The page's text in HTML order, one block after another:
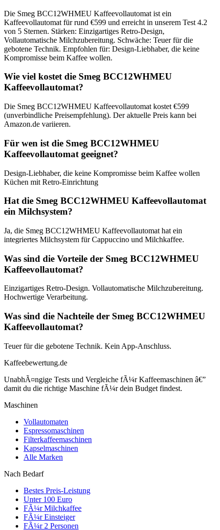
Die Smeg BCC12WHMEU Kaffeevollautomat ist ein
Kaffeevollautomat für rund €599 und erreicht in unserem Test 4.2
von 5 Sternen. Stärken: Einzigartiges Retro-Design,
Vollautomatische Milchzubereitung. Schwäche: Teuer für die
gebotene Technik. Empfohlen für: Design-Liebhaber, die keine
Kompromisse beim Kaffee wollen.
Wie viel kostet die Smeg BCC12WHMEU
Kaffeevollautomat?
Die Smeg BCC12WHMEU Kaffeevollautomat kostet €599
(unverbindliche Preisempfehlung). Der aktuelle Preis kann bei
Amazon.de variieren.
Für wen ist die Smeg BCC12WHMEU
Kaffeevollautomat geeignet?
Design-Liebhaber, die keine Kompromisse beim Kaffee wollen
Küchen mit Retro-Einrichtung
Hat die Smeg BCC12WHMEU Kaffeevollautomat
ein Milchsystem?
Ja, die Smeg BCC12WHMEU Kaffeevollautomat hat ein
integriertes Milchsystem für Cappuccino und Milchkaffee.
Was sind die Vorteile der Smeg BCC12WHMEU
Kaffeevollautomat?
Einzigartiges Retro-Design. Vollautomatische Milchzubereitung.
Hochwertige Verarbeitung.
Was sind die Nachteile der Smeg BCC12WHMEU
Kaffeevollautomat?
Teuer für die gebotene Technik. Kein App-Anschluss.
Kaffeebewertung.de
UnabhÃ¤ngige Tests und Vergleiche fÃ¼r Kaffeemaschinen â€”
damit du die richtige Maschine fÃ¼r dein Budget findest.
Maschinen
Vollautomaten
Espressomaschinen
Filterkaffeemaschinen
Kapselmaschinen
Alle Marken
Nach Bedarf
Bestes Preis-Leistung
Unter 100 Euro
FÃ¼r Milchkaffee
FÃ¼r Einsteiger
FÃ¼r 2 Personen